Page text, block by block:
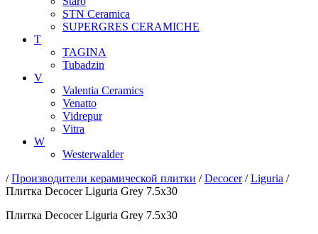
STN Ceramica
SUPERGRES CERAMICHE
T
TAGINA
Tubadzin
V
Valentia Ceramics
Venatto
Vidrepur
Vitra
W
Westerwalder
/Производители керамической плитки /Decocer/Liguria /
Плитка Decocer Liguria Grey 7.5x30
Плитка Decocer Liguria Grey 7.5x30